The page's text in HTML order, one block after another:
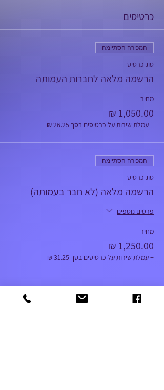
כרטיסים
המכירה הסתיימה
סוג כרטיס
הרשמה מלאה לחברות העמותה
מחיר
+ עמלת שירות על כרטיסים בסך ‏26.25 ‏₪
המכירה הסתיימה
סוג כרטיס
הרשמה מלאה (לא חבר בעמותה)
פרטים נוספים
מחיר
+ עמלת שירות על כרטיסים בסך ‏31.25 ‏₪